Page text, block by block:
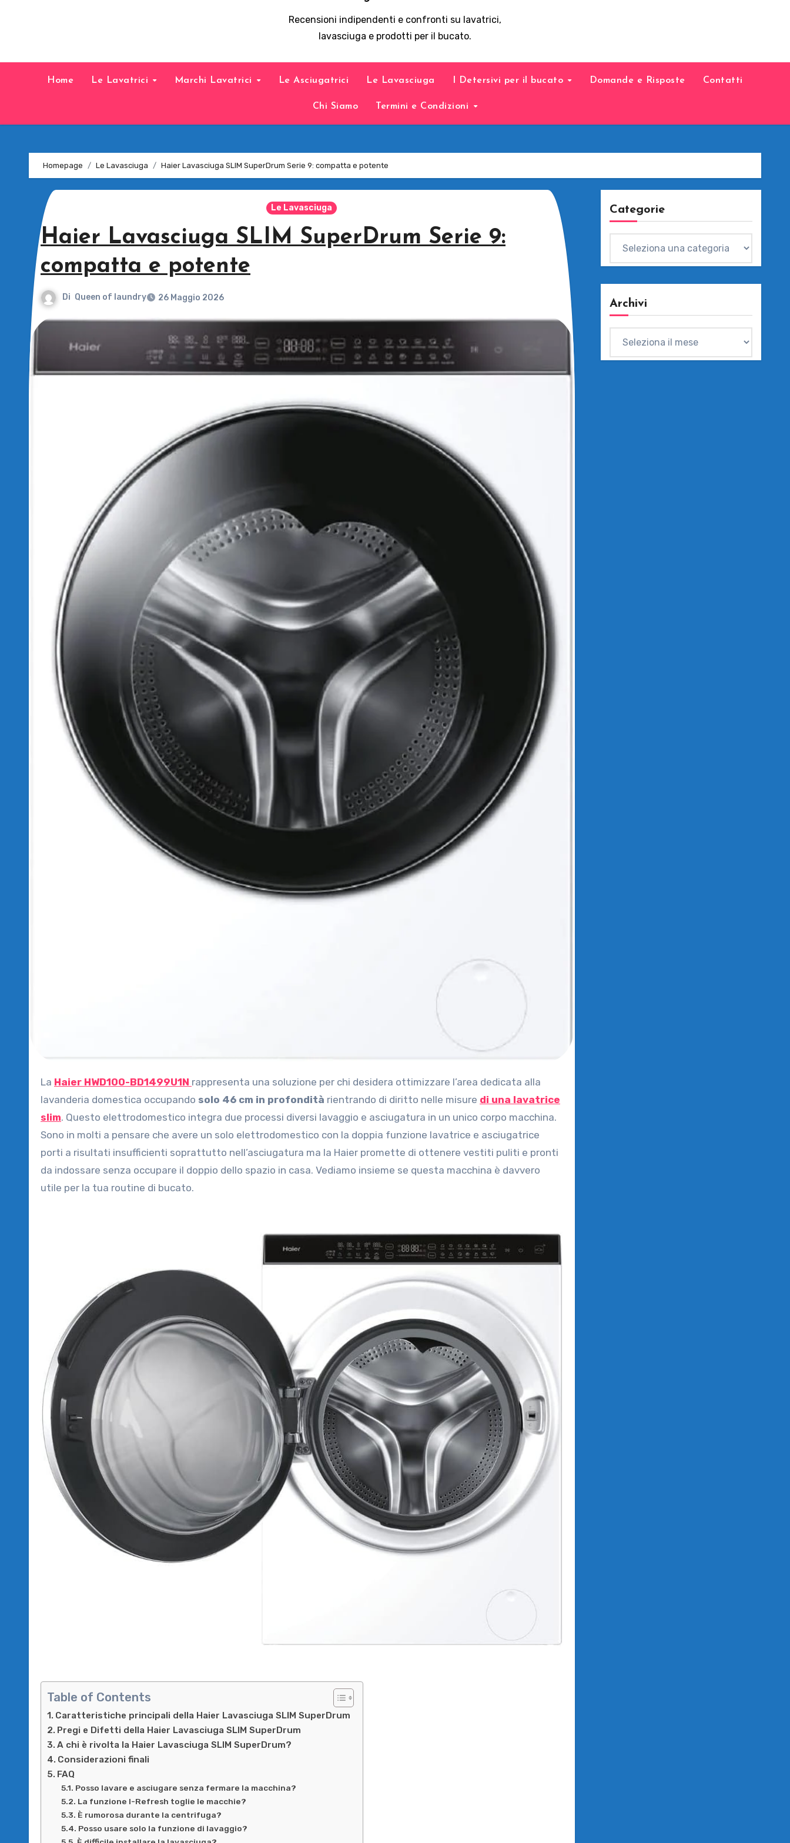
Recensioni indipendenti e confronti su lavatrici,
lavasciuga e prodotti per il bucato.
Home Le Lavatrici Marchi Lavatrici Le Asciugatrici Le Lavasciuga I Detersivi per il bucato Domande e Risposte Contatti
Chi Siamo Termini e Condizioni
Homepage Le Lavasciuga Haier Lavasciuga SLIM SuperDrum Serie 9: compatta e potente
Le Lavasciuga
Haier Lavasciuga SLIM SuperDrum Serie 9:
compatta e potente
Di Queen of laundry 26 Maggio 2026
La Haier HWD100-BD1499U1N rappresenta una soluzione per chi desidera ottimizzare l’area dedicata alla
lavanderia domestica occupando solo 46 cm in profondità rientrando di diritto nelle misure di una lavatrice
slim. Questo elettrodomestico integra due processi diversi lavaggio e asciugatura in un unico corpo macchina.
Sono in molti a pensare che avere un solo elettrodomestico con la doppia funzione lavatrice e asciugatrice
porti a risultati insufficienti soprattutto nell’asciugatura ma la Haier promette di ottenere vestiti puliti e pronti
da indossare senza occupare il doppio dello spazio in casa. Vediamo insieme se questa macchina è davvero
utile per la tua routine di bucato.
Table of Contents
Caratteristiche principali della Haier Lavasciuga SLIM SuperDrum
Pregi e Difetti della Haier Lavasciuga SLIM SuperDrum
A chi è rivolta la Haier Lavasciuga SLIM SuperDrum?
Considerazioni finali
FAQ
Posso lavare e asciugare senza fermare la macchina?
La funzione I-Refresh toglie le macchie?
È rumorosa durante la centrifuga?
Posso usare solo la funzione di lavaggio?
Categorie
Archivi